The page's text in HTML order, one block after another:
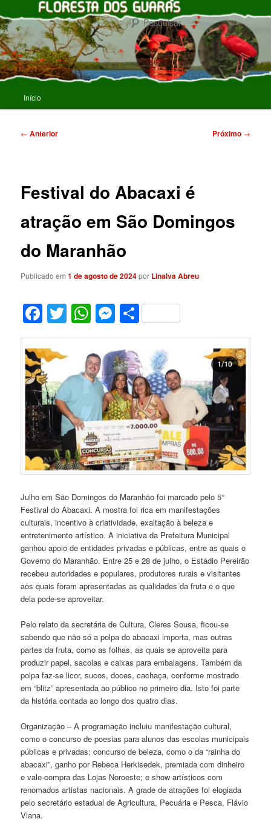
para
o
conteúdo
principalFLORESTA DOS GUARAS
principal
Início
Navegação
← Anterior Próximo →
Festival do Abacaxi é
atração em São Domingos
do Maranhão
Publicado em1 de agosto de 2024por Linalva Abreu
Facebook
Twitter
WhatsApp
Messenger
Share
Julho em São Domingos do Maranhão foi marcado pelo 5°
Festival do Abacaxi. A mostra foi rica em manifestações
culturais, incentivo à criatividade, exaltação à beleza e
entretenimento artístico. A iniciativa da Prefeitura Municipal
ganhou apoio de entidades privadas e públicas, entre as quais o
Governo do Maranhão. Entre 25 e 28 de julho, o Estádio Pereirão
recebeu autoridades e populares, produtores rurais e visitantes
aos quais foram apresentadas as qualidades da fruta e o que
dela pode-se aproveitar.
Pelo relato da secretária de Cultura, Cleres Sousa, ficou-se
sabendo que não só a polpa do abacaxi importa, mas outras
partes da fruta, como as folhas, as quais se aproveita para
produzir papel, sacolas e caixas para embalagens. Também da
polpa faz-se licor, sucos, doces, cachaça, conforme mostrado
em “blitz” apresentada ao público no primeiro dia. Isto foi parte
da história contada ao longo dos quatro dias.
Organização – A programação incluiu manifestação cultural,
como o concurso de poesias para alunos das escolas municipais
públicas e privadas; concurso de beleza, como o da “rainha do
abacaxi”, ganho por Rebeca Herkisedek, premiada com dinheiro
e vale-compra das Lojas Noroeste; e show artísticos com
renomados artistas nacionais. A grade de atrações foi elogiada
pelo secretário estadual de Agricultura, Pecuária e Pesca, Flávio
Viana.